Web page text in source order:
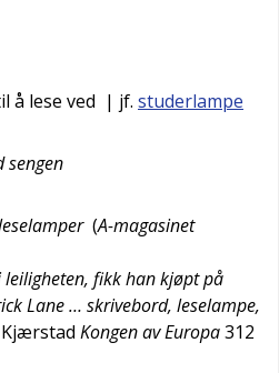
å lese ved | jf. studerlampe
sengen
(A-magasinet
fikk han kjøpt på
Lane … skrivebord, leselampe,
Kjærstad Kongen av Europa312